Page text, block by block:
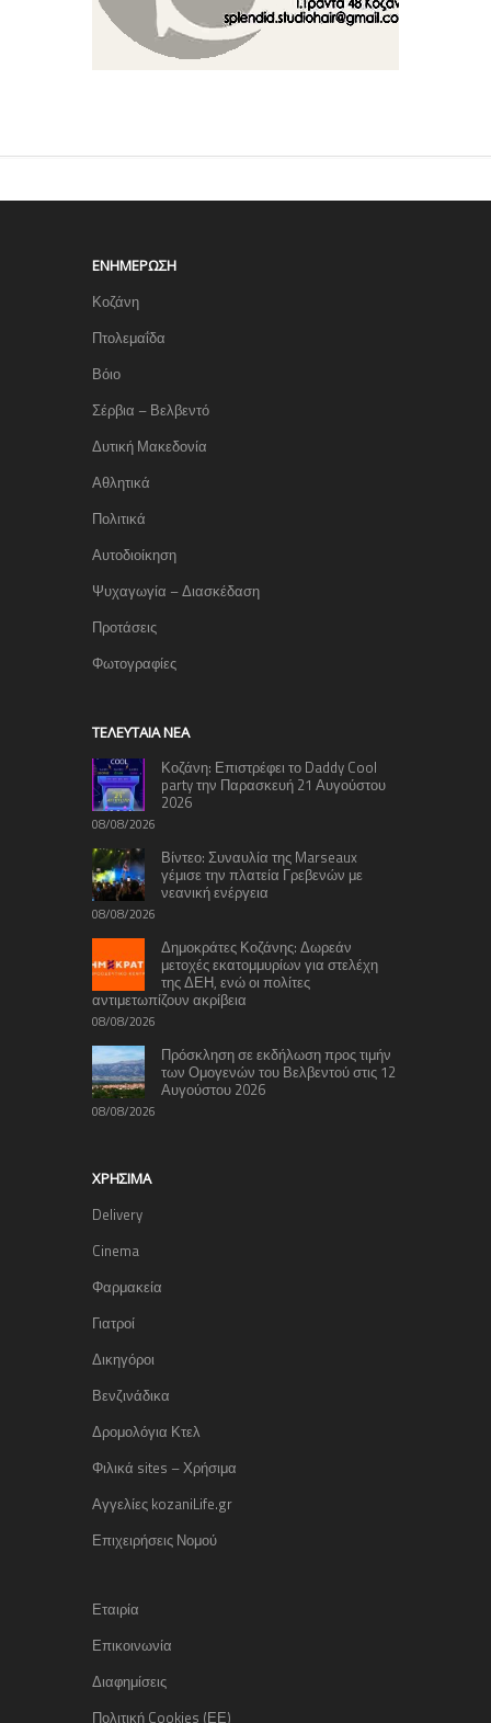
ΕΝΗΜΈΡΩΣΗ
Κοζάνη
Πτολεμαΐδα
Βόιο
Σέρβια – Βελβεντό
Δυτική Μακεδονία
Αθλητικά
Πολιτικά
Αυτοδιοίκηση
Ψυχαγωγία – Διασκέδαση
Προτάσεις
Φωτογραφίες
TΕΛΕΥΤΑΊΑ ΝΈΑ
Κοζάνη: Επιστρέφει το Daddy Cool
party την Παρασκευή 21 Αυγούστου
2026
08/08/2026
Βίντεο: Συναυλία της Marseaux
γέμισε την πλατεία Γρεβενών με
νεανική ενέργεια
08/08/2026
Δημοκράτες Κοζάνης: Δωρεάν
μετοχές εκατομμυρίων για στελέχη
της ΔΕΗ, ενώ οι πολίτες
αντιμετωπίζουν ακρίβεια
08/08/2026
Πρόσκληση σε εκδήλωση προς τιμήν
των Ομογενών του Βελβεντού στις 12
Αυγούστου 2026
08/08/2026
ΧΡΉΣΙΜΑ
Delivery
Cinema
Φαρμακεία
Γιατροί
Δικηγόροι
Βενζινάδικα
Δρομολόγια Κτελ
Φιλικά sites – Χρήσιμα
Αγγελίες kozaniLife.gr
Επιχειρήσεις Νομού
Εταιρία
Επικοινωνία
Διαφημίσεις
Πολιτική Cookies (ΕΕ)